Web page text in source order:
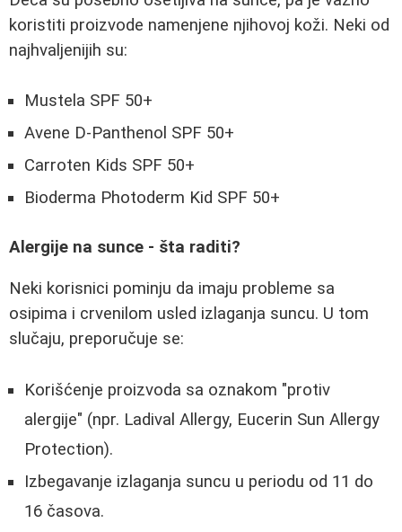
koristiti proizvode namenjene njihovoj koži. Neki od
najhvaljenijih su:
Mustela SPF 50+
Avene D-Panthenol SPF 50+
Carroten Kids SPF 50+
Bioderma Photoderm Kid SPF 50+
Alergije na sunce - šta raditi?
Neki korisnici pominju da imaju probleme sa
osipima i crvenilom usled izlaganja suncu. U tom
slučaju, preporučuje se:
Korišćenje proizvoda sa oznakom "protiv
alergije" (npr. Ladival Allergy, Eucerin Sun Allergy
Protection).
Izbegavanje izlaganja suncu u periodu od 11 do
16 časova.